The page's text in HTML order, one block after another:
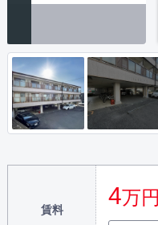
賃料
4万円